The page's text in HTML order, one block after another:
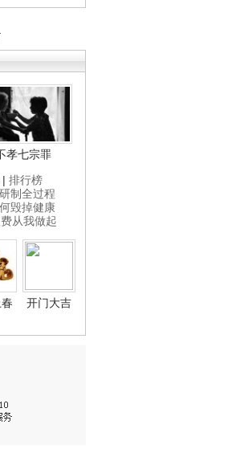
孝七宗罪
| 排行榜
制全过程
毁掉健康
从我做起
开门大吉